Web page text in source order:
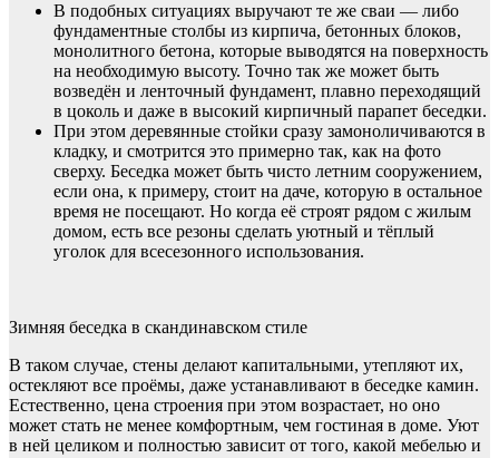
В подобных ситуациях выручают те же сваи — либо
фундаментные столбы из кирпича, бетонных блоков,
монолитного бетона, которые выводятся на поверхность
на необходимую высоту. Точно так же может быть
возведён и ленточный фундамент, плавно переходящий
в цоколь и даже в высокий кирпичный парапет беседки.
При этом деревянные стойки сразу замоноличиваются в
кладку, и смотрится это примерно так, как на фото
сверху. Беседка может быть чисто летним сооружением,
если она, к примеру, стоит на даче, которую в остальное
время не посещают. Но когда её строят рядом с жилым
домом, есть все резоны сделать уютный и тёплый
уголок для всесезонного использования.
Зимняя беседка в скандинавском стиле
В таком случае, стены делают капитальными, утепляют их,
остекляют все проёмы, даже устанавливают в беседке камин.
Естественно, цена строения при этом возрастает, но оно
может стать не менее комфортным, чем гостиная в доме. Уют
в ней целиком и полностью зависит от того, какой мебелью и